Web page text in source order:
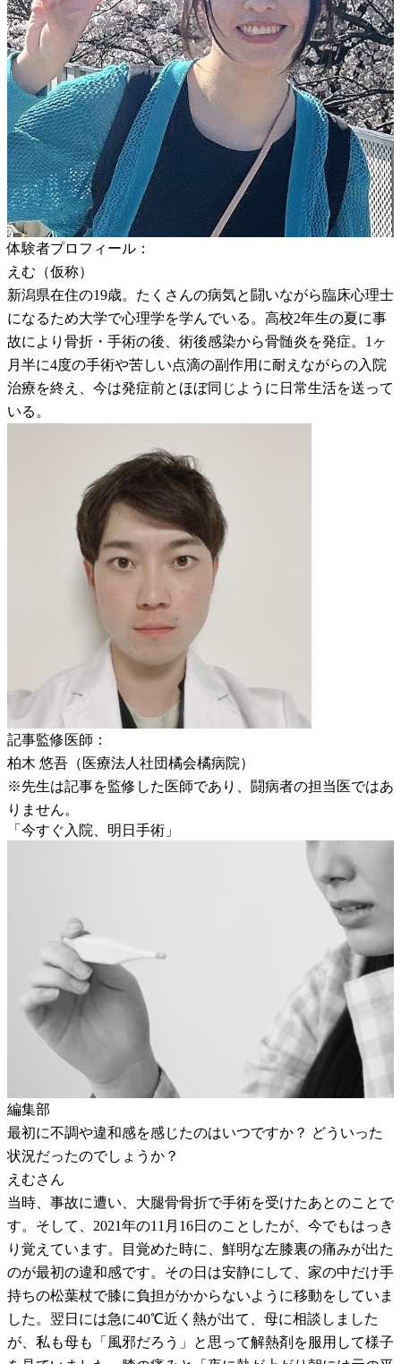
体験者プロフィール：
えむ（仮称）
新潟県在住の19歳。たくさんの病気と闘いながら臨床心理士
になるため大学で心理学を学んでいる。高校2年生の夏に事
故により骨折・手術の後、術後感染から骨髄炎を発症。1ヶ
月半に4度の手術や苦しい点滴の副作用に耐えながらの入院
治療を終え、今は発症前とほぼ同じように日常生活を送って
いる。
記事監修医師：
柏木 悠吾（医療法人社団橘会橘病院）
※先生は記事を監修した医師であり、闘病者の担当医ではあ
りません。
「今すぐ入院、明日手術」
編集部
最初に不調や違和感を感じたのはいつですか？ どういった
状況だったのでしょうか？
えむさん
当時、事故に遭い、大腿骨骨折で手術を受けたあとのことで
す。そして、2021年の11月16日のことしたが、今でもはっき
り覚えています。目覚めた時に、鮮明な左膝裏の痛みが出た
のが最初の違和感です。その日は安静にして、家の中だけ手
持ちの松葉杖で膝に負担がかからないように移動をしていま
した。翌日には急に40℃近く熱が出て、母に相談しました
が、私も母も「風邪だろう」と思って解熱剤を服用して様子